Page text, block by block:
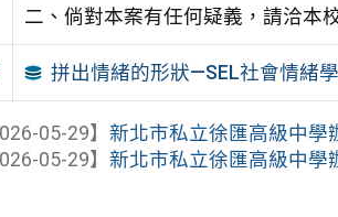
二、倘對本案有任何疑義，請洽本
拼出情緒的形狀—SEL社會情緒
05-29】新北市私立徐匯高級中學
05-29】新北市私立徐匯高級中學